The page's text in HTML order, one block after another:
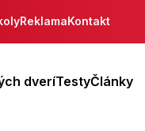
ReklamaKontakt
dveríTestyČlánky